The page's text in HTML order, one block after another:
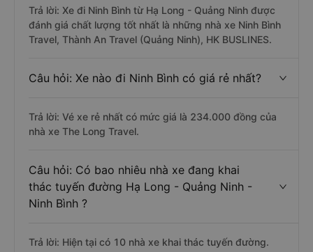
Trả lời: Xe đi Ninh Bình từ Hạ Long - Quảng Ninh được
đánh giá chất lượng tốt nhất là những nhà xe Ninh Bình
Travel, Thành An Travel (Quảng Ninh), HK BUSLINES.
Câu hỏi: Xe nào đi Ninh Bình có giá rẻ nhất?
Trả lời: Vé xe rẻ nhất có mức giá là 234.000 đồng của
nhà xe The Long Travel.
Câu hỏi: Có bao nhiêu nhà xe đang khai
thác tuyến đường Hạ Long - Quảng Ninh -
Ninh Bình ?
Trả lời: Hiện tại có 10 nhà xe khai thác tuyến đường.